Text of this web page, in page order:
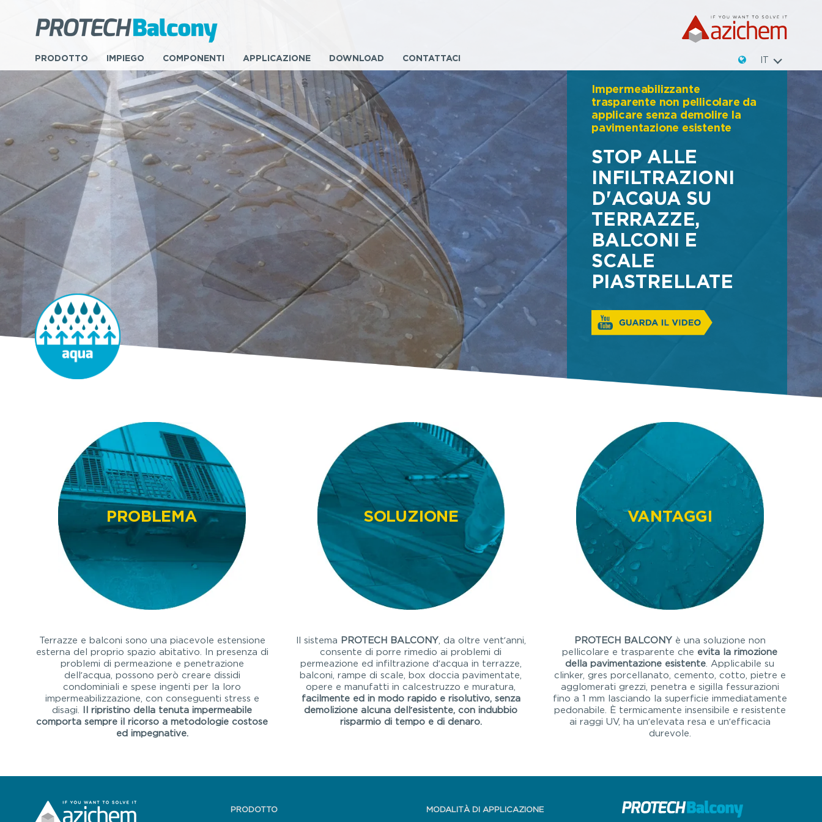
IT
PRODOTTO IMPIEGO COMPONENTI APPLICAZIONE DOWNLOAD CONTATTACI
Impermeabilizzante
trasparente non pellicolare da
applicare senza demolire la
pavimentazione esistente
STOP ALLE
INFILTRAZIONI
D'ACQUA SU
TERRAZZE,
BALCONI E
SCALE
PIASTRELLATE
PROBLEMA
Terrazze e balconi sono una piacevole estensione
esterna del proprio spazio abitativo. In presenza di
problemi di permeazione e penetrazione
dell’acqua, possono però creare dissidi
condominiali e spese ingenti per la loro
impermeabilizzazione, con conseguenti stress e
disagi.
Il ripristino della tenuta impermeabile
comporta sempre il ricorso a metodologie costose
ed impegnative.
SOLUZIONE
ll sistema PROTECH BALCONY, da oltre vent’anni,
consente di porre rimedio ai problemi di
permeazione ed infiltrazione d’acqua in terrazze,
balconi, rampe di scale, box doccia pavimentate,
opere e manufatti in calcestruzzo e muratura,
facilmente ed in modo rapido e risolutivo, senza
demolizione alcuna dell’esistente, con indubbio
risparmio di tempo e di denaro.
VANTAGGI
PROTECH BALCONYè una soluzione non
pellicolare e trasparente che evita la rimozione
della pavimentazione esistente . Applicabile su
clinker, gres porcellanato, cemento, cotto, pietre e
agglomerati grezzi, penetra e sigilla fessurazioni
fino a 1 mm lasciando la superficie immediatamente
pedonabile. È termicamente insensibile e resistente
ai raggi UV, ha un’elevata resa e un’efficacia
durevole.
PRODOTTO MODALITÀ DI APPLICAZIONE